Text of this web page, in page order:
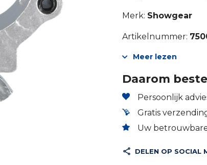
Merk: Showgear
Artikelnummer:
Meer lezen
Daarom
Persoonlijk
Gratis
Uw
DELEN OP SOCIAL